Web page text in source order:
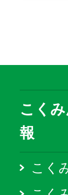
こく
報
こく